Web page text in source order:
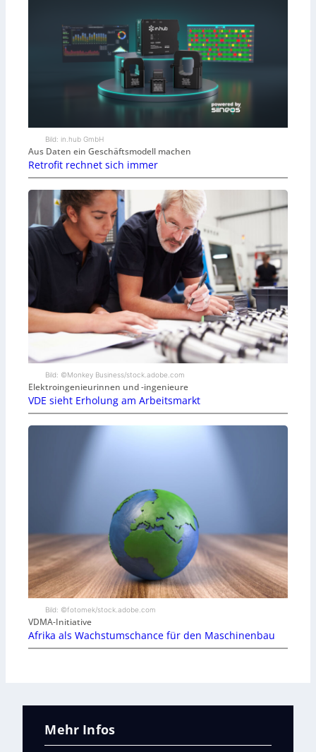
Bild: in.hub GmbH
Aus Daten ein Geschäftsmodell machen
Retrofit rechnet sich immer
Bild: ©Monkey Business/stock.adobe.com
Elektroingenieurinnen und -ingenieure
VDE sieht Erholung am Arbeitsmarkt
Bild: ©fotomek/stock.adobe.com
VDMA-Initiative
Afrika als Wachstumschance für den Maschinenbau
Mehr Infos